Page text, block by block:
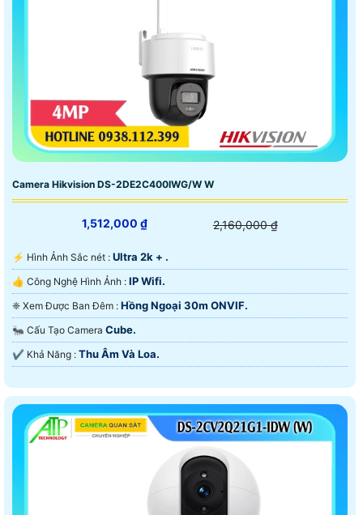
Camera Hikvision DS-2DE2C400IWG/W W
1,512,000 ₫ 2,160,000 ₫
️⚡ Hình Ảnh Sắc nét : Ultra 2k + .
👍 Công Nghệ Hình Ảnh : IP Wifi.
❈ Xem Được Ban Đêm : Hồng Ngoại 30m ONVIF.
🐜 Cấu Tạo Camera Cube.
️✔️ Khả Năng : Thu Âm Và Loa.